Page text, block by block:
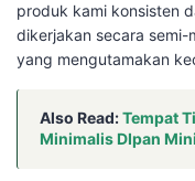
produk kami konsisten
dikerjakan secara
yang mengutamakan
Also Read:Tempat
Minimalis DIpan